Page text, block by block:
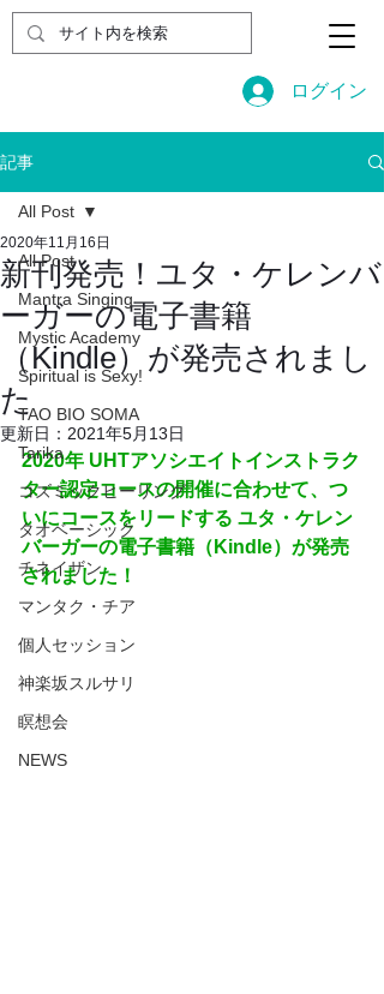
ログイン
記事
All Post
Mantra Singing
Mystic Academy
Spiritual is Sexy!
TAO BIO SOMA
Tarika
コズミックヒーリング
タオベーシック
チネイザン
マンタク・チア
個人セッション
神楽坂スルサリ
瞑想会
NEWS
All Post
新刊発売！ユタ・ケレンバ
ーガーの電子書籍
（Kindle）が発売されまし
た
2020年11月16日
更新日： 2021年5月13日
2020年 UHTアソシエイトインストラク
ター認定コースの開催に合わせて、つ
いにコースをリードする ユタ・ケレン
バーガーの電子書籍（Kindle）が発売
されました！